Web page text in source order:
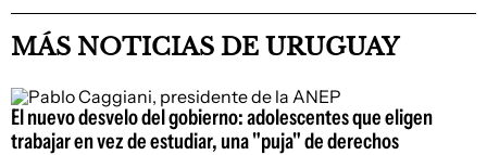
MÁS NOTICIAS DE URUGUAY
El nuevo desvelo del gobierno: adolescentes que eligen
trabajar en vez de estudiar, una "puja" de derechos